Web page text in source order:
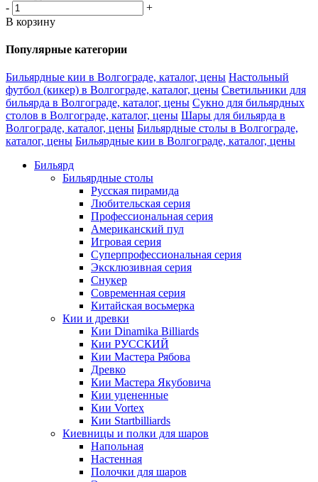
-
+
В корзину
Популярные категории
Бильярдные кии в Волгограде, каталог, цены Настольный
футбол (кикер) в Волгограде, каталог, цены Светильники для
бильярда в Волгограде, каталог, цены Сукно для бильярдных
столов в Волгограде, каталог, цены Шары для бильярда в
Волгограде, каталог, цены Бильярдные столы в Волгограде,
каталог, цены Бильярдные кии в Волгограде, каталог, цены
Бильярд
Бильярдные столы
Русская пирамида
Любительская серия
Профессиональная серия
Американский пул
Игровая серия
Суперпрофессиональная серия
Эксклюзивная серия
Снукер
Современная серия
Китайская восьмерка
Кии и древки
Кии Dinamika Billiards
Кии РУССКИЙ
Кии Мастера Рябова
Древко
Кии Мастера Якубовича
Кии уцененные
Кии Vortex
Кии Startbilliards
Киевницы и полки для шаров
Напольная
Настенная
Полочки для шаров